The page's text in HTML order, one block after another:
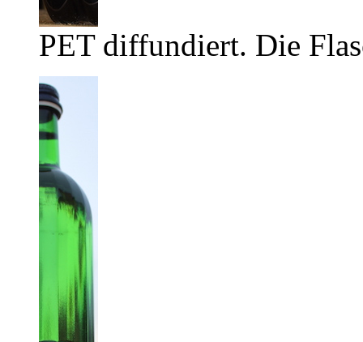
PET diffundiert. Die